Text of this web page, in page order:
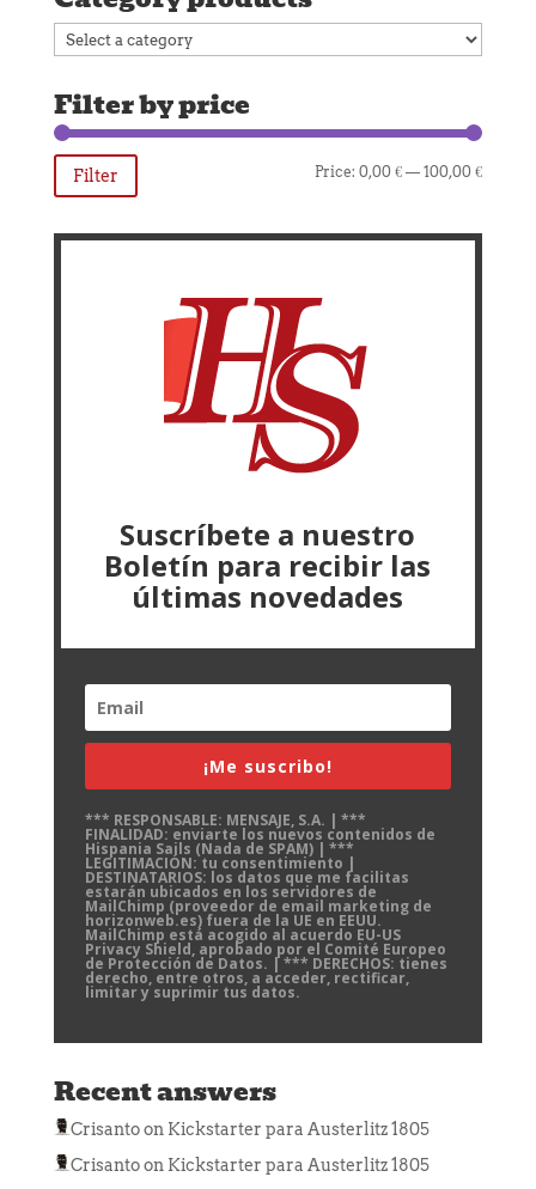
Filter by price
Min
Max
Filter Price:0,00 € —100,00 €
Suscríbete a nuestro
Boletín para recibir las
últimas novedades
¡Me suscribo!
*** RESPONSABLE: MENSAJE, S.A. | ***
FINALIDAD: enviarte los nuevos contenidos de
Hispania Sails (Nada de SPAM) | ***
LEGITIMACIÓN: tu consentimiento |
DESTINATARIOS: los datos que me facilitas
estarán ubicados en los servidores de
MailChimp (proveedor de email marketing de
horizonweb.es) fuera de la UE en EEUU.
MailChimp está acogido al acuerdo EU-US
Privacy Shield, aprobado por el Comité Europeo
de Protección de Datos. | *** DERECHOS: tienes
derecho, entre otros, a acceder, rectificar,
limitar y suprimir tus datos.
Recent answers
Crisantoon Kickstarter para Austerlitz 1805
Crisantoon Kickstarter para Austerlitz 1805